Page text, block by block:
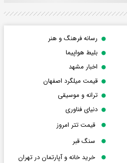
رسانه فرهنگ و هنر
بلیط هواپیما
اخبار مشهد
قیمت میلگرد اصفهان
ترانه و موسیقی
دنیای فناوری
قیمت تتر امروز
سنگ قبر
خرید خانه و آپارتمان در تهران